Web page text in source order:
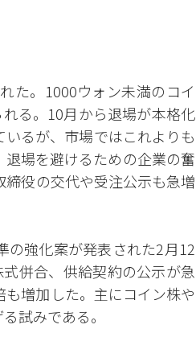
た。1000ウォン未満のコイ
る。10月から退場が本格化
るが、市場ではこれよりも
場を避けるための企業の奮
役の交代や受注公示も急増
の強化案が発表された2月12
併合、供給契約の公示が急
増加した。主にコイン株や
試みである。